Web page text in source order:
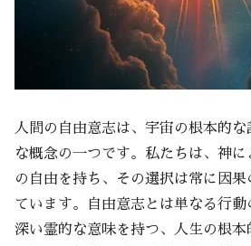
人間の自由意志は、宇宙の根本的
な概念の一つです。私たちは、神
の自由を持ち、その選択は常に因
ています。自由意志とは単なる行動
深い霊的な意味を持つ、人生の根